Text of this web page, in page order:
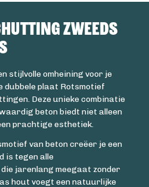
Zweeds
stijlvolle omheining voor je
dubbele plaat Rotsmotief
Deze unieke combinatie
beton biedt niet alleen
prachtige esthetiek.
van beton creëer je een
is tegen alle
jarenlang meegaat zonder
hout voegt een natuurlijke